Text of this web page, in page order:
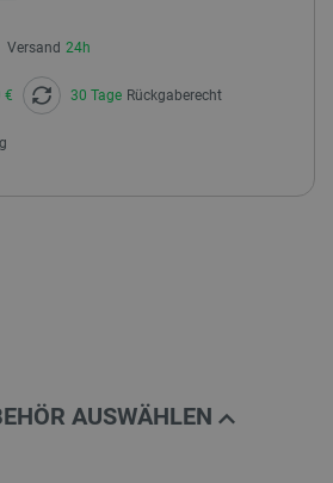
Versand 24h
€ 30 Tage Rückgaberecht
AUSWÄHLEN